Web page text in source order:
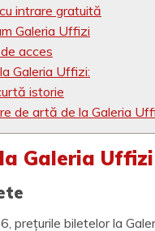
intrare gratuită
Galeria Uffizi
acces
Galeria Uffizi:
istorie
de artă de la Galeria
Galeria Uffizi
prețurile biletelor la